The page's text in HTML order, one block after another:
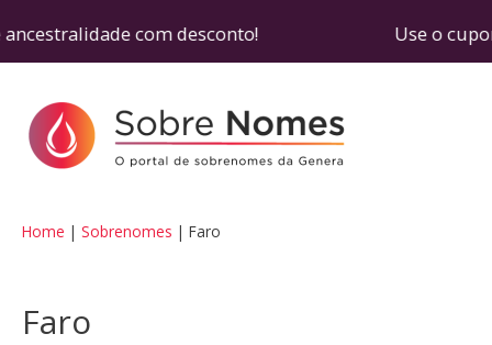
ancestralidade com desconto! Use o cupom
Home Sobrenomes Faro
Faro